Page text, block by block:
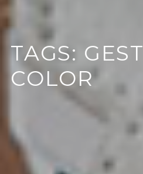
TAGS:
COLOR